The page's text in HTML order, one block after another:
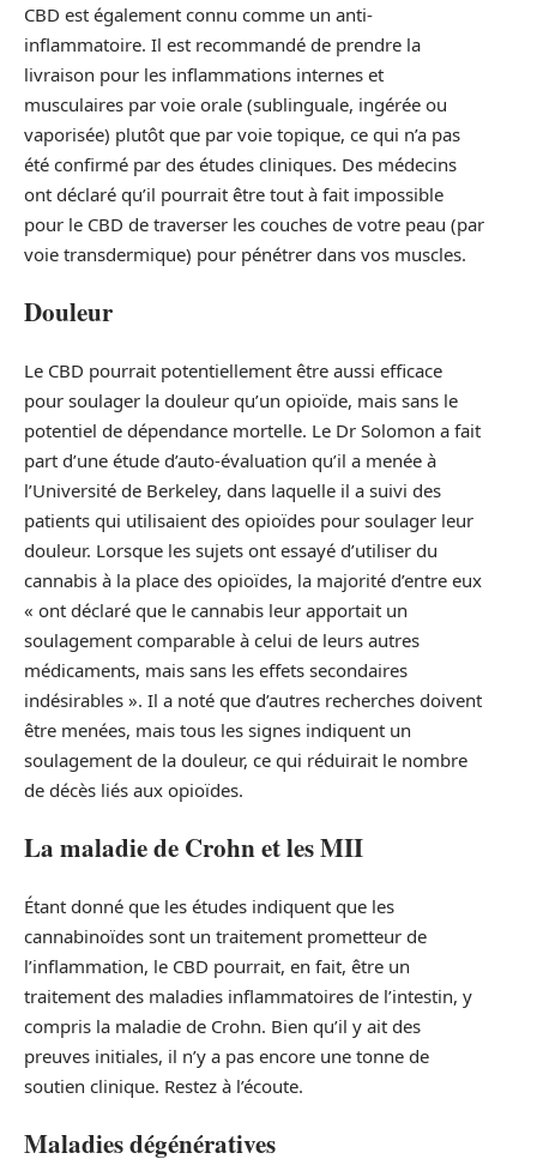
CBD est également connu comme un anti-
inflammatoire. Il est recommandé de prendre la
livraison pour les inflammations internes et
musculaires par voie orale (sublinguale, ingérée ou
vaporisée) plutôt que par voie topique, ce qui n’a pas
été confirmé par des études cliniques. Des médecins
ont déclaré qu’il pourrait être tout à fait impossible
pour le CBD de traverser les couches de votre peau (par
voie transdermique) pour pénétrer dans vos muscles.
Douleur
Le CBD pourrait potentiellement être aussi efficace
pour soulager la douleur qu’un opioïde, mais sans le
potentiel de dépendance mortelle. Le Dr Solomon a fait
part d’une étude d’auto-évaluation qu’il a menée à
l’Université de Berkeley, dans laquelle il a suivi des
patients qui utilisaient des opioïdes pour soulager leur
douleur. Lorsque les sujets ont essayé d’utiliser du
cannabis à la place des opioïdes, la majorité d’entre eux
« ont déclaré que le cannabis leur apportait un
soulagement comparable à celui de leurs autres
médicaments, mais sans les effets secondaires
indésirables ». Il a noté que d’autres recherches doivent
être menées, mais tous les signes indiquent un
soulagement de la douleur, ce qui réduirait le nombre
de décès liés aux opioïdes.
La maladie de Crohn et les MII
Étant donné que les études indiquent que les
cannabinoïdes sont un traitement prometteur de
l’inflammation, le CBD pourrait, en fait, être un
traitement des maladies inflammatoires de l’intestin, y
compris la maladie de Crohn. Bien qu’il y ait des
preuves initiales, il n’y a pas encore une tonne de
soutien clinique. Restez à l’écoute.
Maladies dégénératives